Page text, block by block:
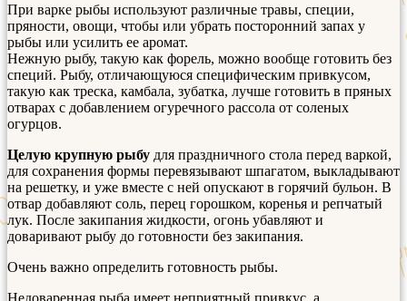
При варке рыбы используют различные травы, специи,
пряности, овощи, чтобы или убрать посторонний запах у
рыбы или усилить ее аромат.
Нежную рыбу, такую как форель, можно вообще готовить без
специй. Рыбу, отличающуюся специфическим привкусом,
такую как треска, камбала, зубатка, лучше готовить в пряных
отварах с добавлением огуречного рассола от соленых
огурцов.
Целую крупную рыбу для праздничного стола перед варкой,
для сохранения формы перевязывают шпагатом, выкладывают
на решетку, и уже вместе с ней опускают в горячий бульон. В
отвар добавляют соль, перец горошком, коренья и репчатый
лук. После закипания жидкости, огонь убавляют и
доваривают рыбу до готовности без закипания.
Очень важно определить готовность рыбы.
Недоваренная рыба имеет неприятный привкус, а